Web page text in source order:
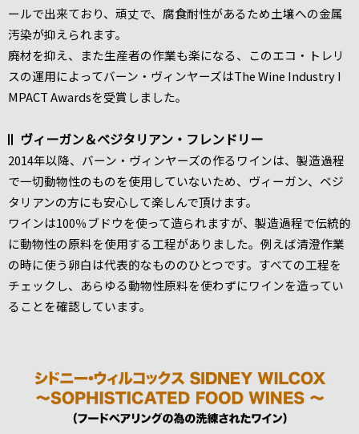
ールで出来ており、頑丈で、腐食耐性があるため土壌への金属
汚染が抑えられます。
廃材を抑え、また生産者の作業も楽になる、このエコ・トレリ
スの運用によってバーン・ヴィンヤーズはThe Wine Industry I
MPACT Awardsを受賞しました。
ヴィーガン＆ベジタリアン・フレンドリー
2014年以降、バーン・ヴィンヤーズの作るワインは、製造過程
で一切動物性のものを使用していないため、ヴィーガン、ベジ
タリアンの方にも安心して楽しんで頂けます。
ワインは100％ブドウを使って造られますが、製造過程で伝統的
に動物性の原料を使用する工程がありました。例えば清澄作業
の時に使う卵白は代表的なもののひとつです。すべての工程を
チェックし、あらゆる動物性原料を使わずにワインを造ってい
ることを確認しています。